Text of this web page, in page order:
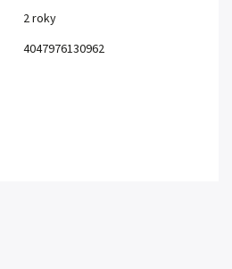
2 roky
4047976130962